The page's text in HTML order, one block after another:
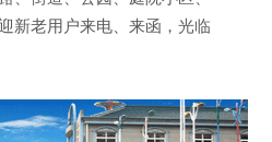
新老用户来电、来函，光临